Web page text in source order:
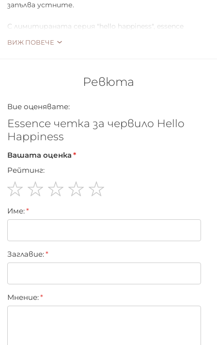
запълва устните.
С лимитираната серия "hello happiness", essence
ВИЖ ПОВЕЧЕ
Ревюта
Вие оценявате:
Essence четка за червило Hello
Happiness
Вашата оценка
Рейтинг:
star
stars
stars
stars
stars
Име:
Заглавиe:
Мнение: